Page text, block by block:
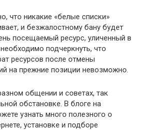
что никакие «белые списки»
и безжалостному бану будет
посещаемый ресурс, уличенный в
подчеркнуть, что
ресурсов после отмены
на прежние позиции невозможно.
общении и советах, так
обстановке. В блоге на
узнать много полезного о
установке и подборе